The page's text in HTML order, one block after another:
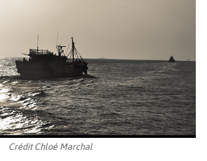
Crédit Chloé Marchal